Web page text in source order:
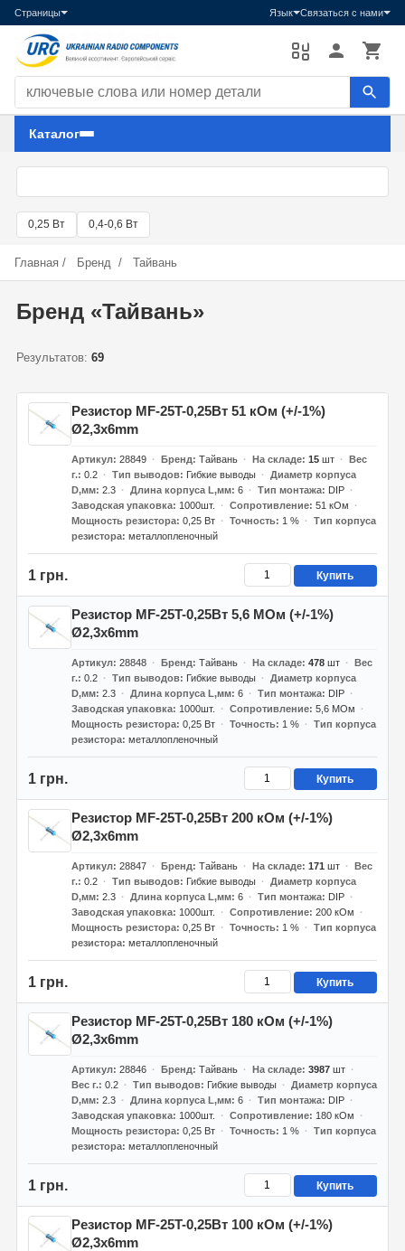
Страницы Язык Связаться с нами
Каталог
0,25 Вт 0,4-0,6 Вт
Главная / Бренд / Тайвань
Бренд «Тайвань»
Результатов: 69
Резистор MF-25T-0,25Вт 51 кОм (+/-1%)
Ø2,3x6mm
Артикул 28849 Бренд Тайвань На складе 15шт
Вес
г. 0.2 Тип выводов Гибкие выводы
Диаметр корпуса
D,мм 2.3 Длина корпуса L,мм 6 Тип монтажа
DIP
Заводская упаковка
1000шт. Сопротивление 51 кОм
Мощность резистора 0,25 Вт Точность 1 %
Тип корпуса
резистора металлопленочный
1 грн. Купить
Резистор MF-25T-0,25Вт 5,6 МОм (+/-1%)
Ø2,3x6mm
Артикул 28848 Бренд Тайвань На складе 478шт
Вес
г. 0.2 Тип выводов Гибкие выводы
Диаметр корпуса
D,мм 2.3 Длина корпуса L,мм 6 Тип монтажа
DIP
Заводская упаковка
1000шт. Сопротивление 5,6 МОм
Мощность резистора 0,25 Вт Точность 1 %
Тип корпуса
резистора металлопленочный
1 грн. Купить
Резистор MF-25T-0,25Вт 200 кОм (+/-1%)
Ø2,3x6mm
Артикул 28847 Бренд Тайвань На складе 171 шт
Вес
г. 0.2 Тип выводов Гибкие выводы
Диаметр корпуса
D,мм 2.3 Длина корпуса L,мм 6 Тип монтажа
DIP
Заводская упаковка
1000шт. Сопротивление 200 кОм
Мощность резистора 0,25 Вт Точность 1 %
Тип корпуса
резистора металлопленочный
1 грн. Купить
Резистор MF-25T-0,25Вт 180 кОм (+/-1%)
Ø2,3x6mm
Артикул 28846 Бренд Тайвань На складе 3987шт
Вес г. 0.2 Тип выводов Гибкие выводы
Диаметр корпуса
D,мм 2.3 Длина корпуса L,мм 6 Тип монтажа
DIP
Заводская упаковка
1000шт. Сопротивление
180 кОм
Мощность резистора 0,25 Вт Точность 1 %
Тип корпуса
резистора металлопленочный
1 грн. Купить
Резистор MF-25T-0,25Вт 100 кОм (+/-1%)
Ø2,3x6mm